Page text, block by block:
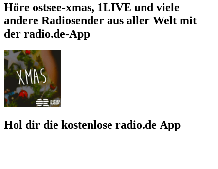
Höre ostsee-xmas, 1LIVE und viele
andere Radiosender aus aller Welt mit
der radio.de-App
Hol dir die kostenlose radio.de App